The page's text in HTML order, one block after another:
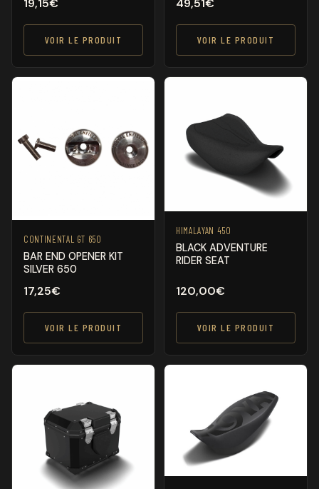
19,15€
VOIR LE PRODUIT
49,51€
VOIR LE PRODUIT
CONTINENTAL GT 650
BAR END OPENER KIT
SILVER 650
17,25€
VOIR LE PRODUIT
HIMALAYAN 450
BLACK ADVENTURE
RIDER SEAT
120,00€
VOIR LE PRODUIT